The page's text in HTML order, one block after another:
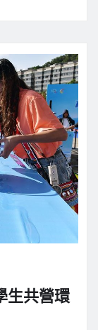
生共營環